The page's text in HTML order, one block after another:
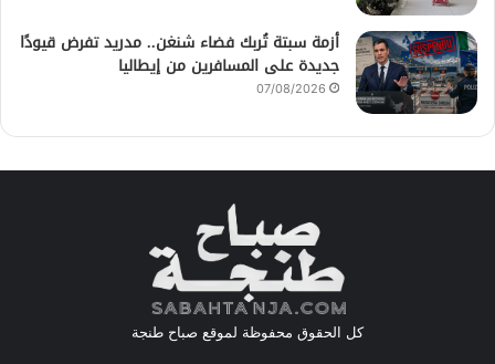
أزمة سبتة تُربك فضاء شنغن.. مدريد تفرض قيودًا
جديدة على المسافرين من إيطاليا
07/08/2026
كل الحقوق محفوظة لموقع صباح طنجة